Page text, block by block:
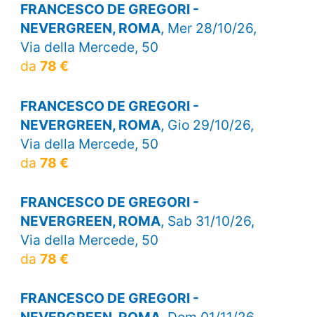
FRANCESCO DE GREGORI -
NEVERGREEN, ROMA, Mer 28/10/26,
Via della Mercede, 50
da 78 €
FRANCESCO DE GREGORI -
NEVERGREEN, ROMA, Gio 29/10/26,
Via della Mercede, 50
da 78 €
FRANCESCO DE GREGORI -
NEVERGREEN, ROMA, Sab 31/10/26,
Via della Mercede, 50
da 78 €
FRANCESCO DE GREGORI -